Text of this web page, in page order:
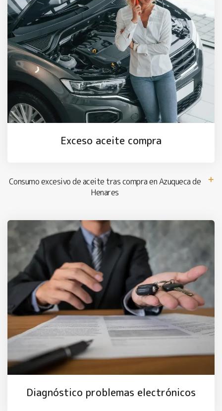
Exceso aceite compra
Consumo excesivo de aceite tras compra en Azuqueca de
Henares
Diagnóstico problemas electrónicos